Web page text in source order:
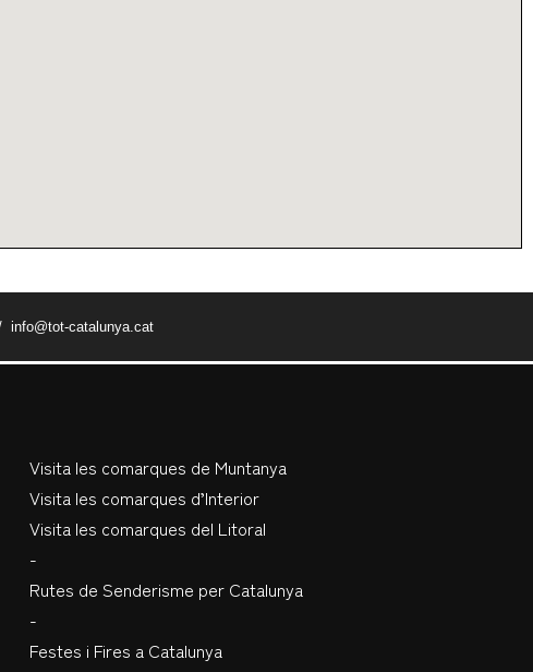
info@tot-catalunya.cat
Visita les comarques de Muntanya
Visita les comarques d’Interior
Visita les comarques del Litoral
-
Rutes de Senderisme per Catalunya
-
Festes i Fires a Catalunya